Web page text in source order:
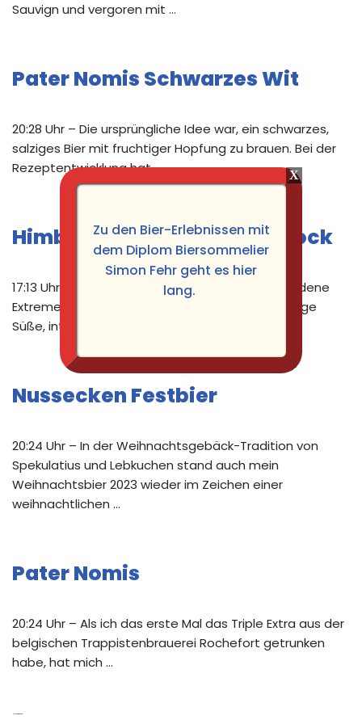
Sauvign und vergoren mit …
Pater Nomis Schwarzes Wit
20:28 Uhr – Die ursprüngliche Idee war, ein schwarzes,
salziges Bier mit fruchtiger Hopfung zu brauen. Bei der
Rezeptentwicklung hat …
Himbeer Habanero Rauchbock
17:13 Uhr – Bei diesem Bier war die Idee, verschiedene
Extreme in einer Flasche zu vereinen. Also fruchtige
Süße, intensive …
Nussecken Festbier
20:24 Uhr – In der Weihnachtsgebäck-Tradition von
Spekulatius und Lebkuchen stand auch mein
Weihnachtsbier 2023 wieder im Zeichen einer
weihnachtlichen …
Pater Nomis
20:24 Uhr – Als ich das erste Mal das Triple Extra aus der
belgischen Trappistenbrauerei Rochefort getrunken
habe, hat mich …
Zu den Bier-Erlebnissen mit
dem Diplom Biersommelier
Simon Fehr geht es hier
lang.